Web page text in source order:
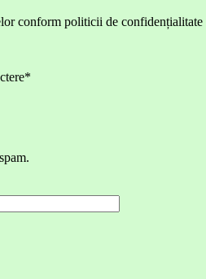
conform politicii de confidențialitate
*